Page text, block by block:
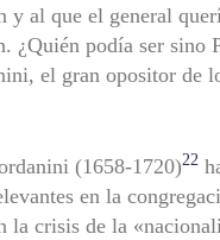
y al que el general
¿Quién podía ser sino
el gran opositor de
(1658-1720)22
en la
la crisis de la